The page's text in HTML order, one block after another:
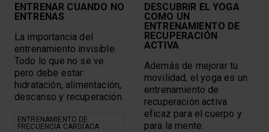
ENTRENAR CUANDO NO
ENTRENAS
La importancia del
entrenamiento invisible.
Todo lo que no se ve
pero debe estar:
hidratación, alimentación,
descanso y recuperación.
ENTRENAMIENTO DE
FRECUENCIA CARDÍACA
DESCUBRIR EL YOGA
COMO UN
ENTRENAMIENTO DE
RECUPERACIÓN
ACTIVA
Además de mejorar tu
movilidad, el yoga es un
entrenamiento de
recuperación activa
eficaz para el cuerpo y
para la mente.